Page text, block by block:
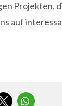
Projekten,
auf